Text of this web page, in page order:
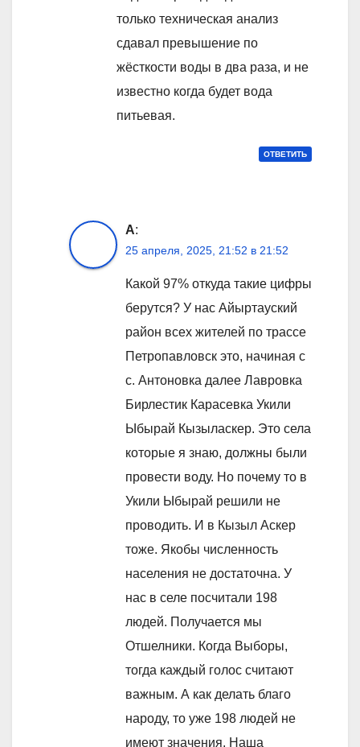
только техническая анализ
сдавал превышение по
жёсткости воды в два раза, и не
известно когда будет вода
питьевая.
ОТВЕТИТЬ
А:
25 апреля, 2025, 21:52 в 21:52
Какой 97% откуда такие цифры
берутся? У нас Айыртауский
район всех жителей по трассе
Петропавловск это, начиная с
с. Антоновка далее Лавровка
Бирлестик Карасевка Укили
Ыбырай Кызыласкер. Это села
которые я знаю, должны были
провести воду. Но почему то в
Укили Ыбырай решили не
проводить. И в Кызыл Аскер
тоже. Якобы численность
населения не достаточна. У
нас в селе посчитали 198
людей. Получается мы
Отшелники. Когда Выборы,
тогда каждый голос считают
важным. А как делать благо
народу, то уже 198 людей не
имеют значения. Наша